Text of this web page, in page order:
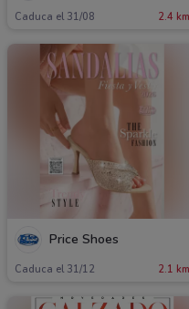
Caduca el 31/08 2.4 km
Price Shoes
Caduca el 31/12 2.1 km